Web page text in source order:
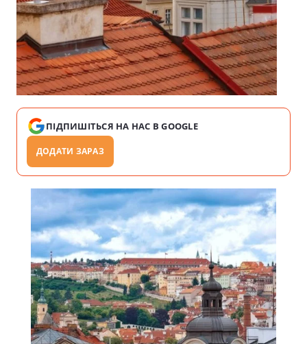
ПІДПИШІТЬСЯ НА НАС В GOOGLE
ДОДАТИ ЗАРАЗ